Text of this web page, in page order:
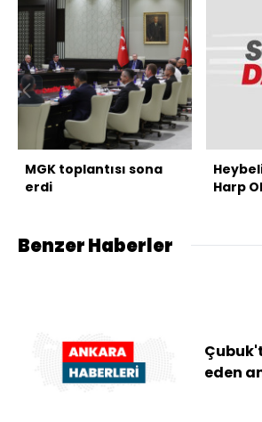
MGK toplantısı sona
erdi
Harp
Benzer Haberler
eden